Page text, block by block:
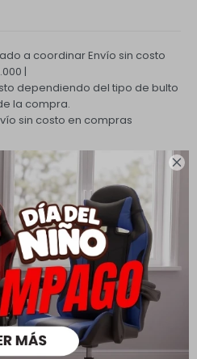

a coordinarEnvío sin costo
|
dependiendo del tipo de bulto
la compra.
sin costo en compras
tienen un plazo de 5 días para